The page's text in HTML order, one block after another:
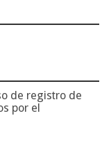
de registro de
por el